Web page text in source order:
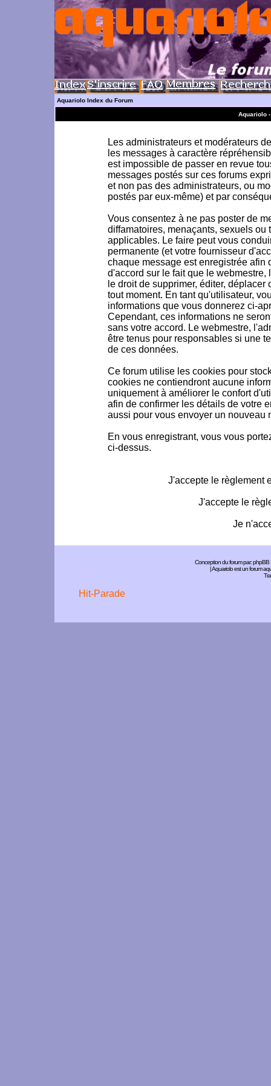
Aquariolo Index du Forum
Aquariolo
Les administrateurs et modérateurs
les messages à caractère
est impossible de passer en revue
messages postés sur ces forums
et non pas des administrateurs, ou
postés par eux-même) et par
Vous consentez à ne pas poster de
diffamatoires, menaçants, sexuels
applicables. Le faire peut vous
permanente (et votre fournisseur
chaque message est enregistrée afin
d'accord sur le fait que le
le droit de supprimer, éditer,
tout moment. En tant qu'utilisateur,
informations que vous donnerez ci-
Cependant, ces informations ne
sans votre accord. Le webmestre,
être tenus pour responsables si une
de ces données.
Ce forum utilise les cookies pour
cookies ne contiendront aucune
uniquement à améliorer le confort
afin de confirmer les détails de votre
aussi pour vous envoyer un nouveau
En vous enregistrant, vous vous
ci-dessus.
J'accepte le règlement
J'accepte le
Je
Conception du forum par:phpBB
| Aquariolo est un forum